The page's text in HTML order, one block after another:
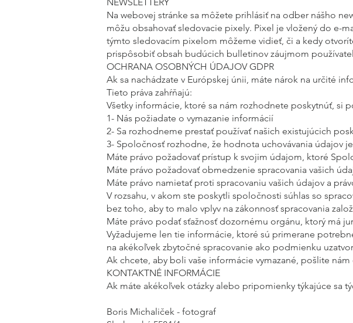
Na webovej stránke sa môžete prihlásiť na odber nášho
môžu obsahovať sledovacie pixely. Pixel je vložený do e-
týmto sledovacím pixelom môžeme vidieť, či a kedy
prispôsobiť obsah budúcich bulletinov záujmom
OCHRANA OSOBNÝCH ÚDAJOV GDPR
Ak sa nachádzate v Európskej únii, máte nárok na určité
Tieto práva zahŕňajú:
Všetky informácie, ktoré sa nám rozhodnete poskytnúť, si
1- Nás požiadate o vymazanie informácií
2- Sa rozhodneme prestať používať našich existujúcich
3- Spoločnosť rozhodne, že hodnota uchovávania údajov
Máte právo požadovať prístup k svojim údajom, ktoré
Máte právo požadovať obmedzenie spracovania vašich
Máte právo namietať proti spracovaniu vašich údajov a
V rozsahu, v akom ste poskytli spoločnosti súhlas so
bez toho, aby to malo vplyv na zákonnosť spracovania
Máte právo podať sťažnosť dozornému orgánu, ktorý má
Vyžadujeme len tie informácie, ktoré sú primerane
na akékoľvek zbytočné spracovanie ako podmienku
Ak chcete, aby boli vaše informácie vymazané, pošlite nám
KONTAKTNÉ INFORMÁCIE
Ak máte akékoľvek otázky alebo pripomienky týkajúce sa
Boris Michaliček - fotograf